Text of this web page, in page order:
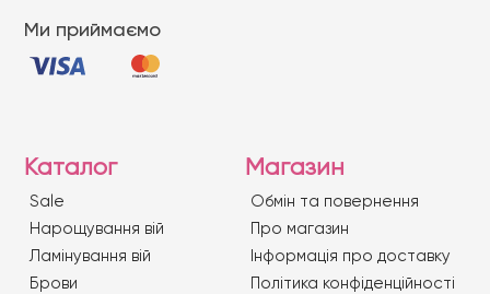
Ми приймаємо
Каталог
Sale
Нарощування вій
Ламінування вій
Брови
Магазин
Обмін та повернення
Про магазин
Iнформація про доставку
Політика конфіденційності